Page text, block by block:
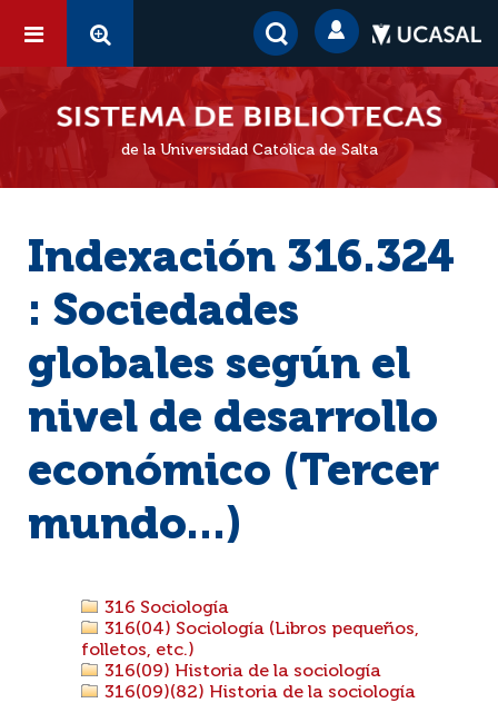
de la Universidad Católica de Salta
Indexación 316.324
: Sociedades
globales según el
nivel de desarrollo
económico (Tercer
mundo...)
316 Sociología
316(04) Sociología (Libros pequeños,
folletos, etc.)
316(09) Historia de la sociología
316(09)(82) Historia de la sociología